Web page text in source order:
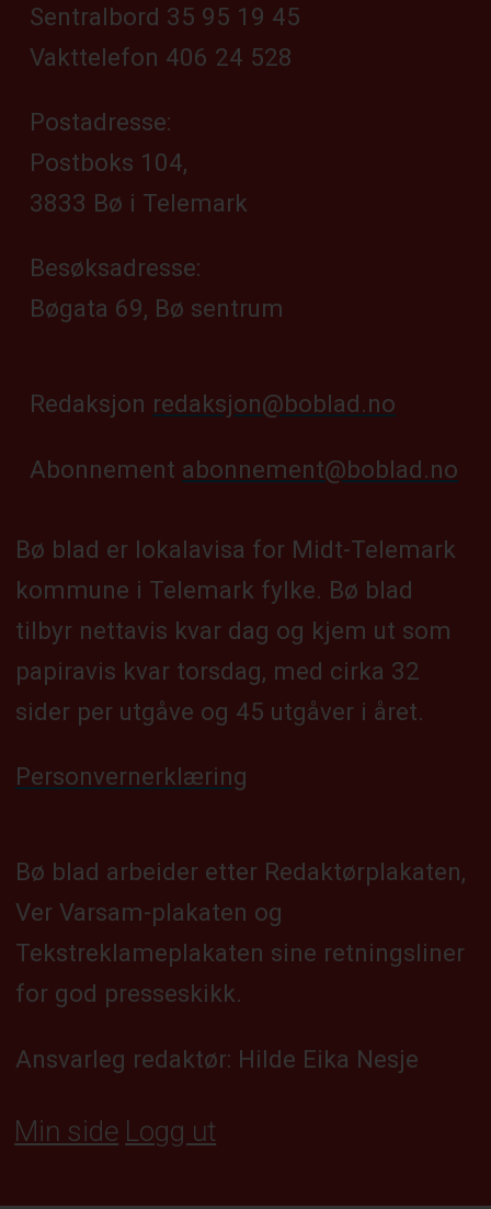
Sentralbord 35 95 19 45
Vakttelefon 406 24 528
Postadresse:
Postboks 104,
3833 Bø i Telemark
Besøksadresse:
Bøgata 69, Bø sentrum
Redaksjon redaksjon@boblad.no
Abonnement abonnement@boblad.no
Bø blad er lokalavisa for Midt-Telemark
kommune i Telemark fylke. Bø blad
tilbyr nettavis kvar dag og kjem ut som
papiravis kvar torsdag, med cirka 32
sider per utgåve og 45 utgåver i året.
Personvernerklæring
Bø blad arbeider etter Redaktørplakaten,
Ver Varsam-plakaten og
Tekstreklameplakaten sine retningsliner
for god presseskikk.
Ansvarleg redaktør: Hilde Eika Nesje
Min side Logg ut